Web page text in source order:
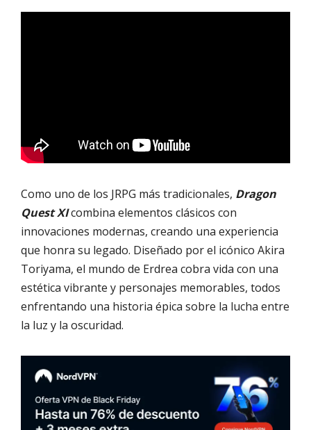
Como uno de los JRPG más tradicionales, Dragon
Quest XIcombina elementos clásicos con
innovaciones modernas, creando una experiencia
que honra su legado. Diseñado por el icónico Akira
Toriyama, el mundo de Erdrea cobra vida con una
estética vibrante y personajes memorables, todos
enfrentando una historia épica sobre la lucha entre
la luz y la oscuridad.